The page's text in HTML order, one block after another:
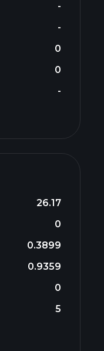
-
-
0
0
-
26.17
0
0.3899
0.9359
0
5